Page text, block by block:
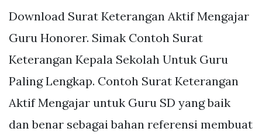
Download Surat Keterangan Aktif Mengajar
Guru Honorer. Simak Contoh Surat
Keterangan Kepala Sekolah Untuk Guru
Paling Lengkap. Contoh Surat Keterangan
Aktif Mengajar untuk Guru SD yang baik
dan benar sebagai bahan referensi membuat